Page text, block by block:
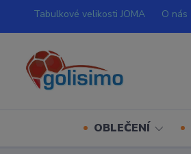
Tabulkové velikosti JOMA O nás
OBLEČENÍ